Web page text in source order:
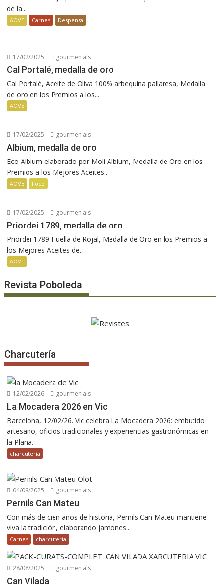
de la...
AOVE Carnes Despensa
17/02/2025 gourmenials
Cal Portalé, medalla de oro
Cal Portalé, Aceite de Oliva 100% arbequina pallaresa, Medalla
de oro en los Premios a los...
AOVE
17/02/2025 gourmenials
Albium, medalla de oro
Eco Albium elaborado por Molí Albium, Medalla de Oro en los
Premios a los Mejores Aceites...
AOVE Foco
17/02/2025 gourmenials
Priordei 1789, medalla de oro
Priordei 1789 Huella de Rojal, Medalla de Oro en los Premios a
los Mejores Aceites de...
AOVE
Revista Poboleda
Charcutería
12/02/2026 gourmenials
La Mocadera 2026 en Vic
Barcelona, 12/02/26. Vic celebra La Mocadera 2026: embutido
artesano, oficios tradicionales y experiencias gastronómicas en
la Plana.
charcutería
04/09/2025 gourmenials
Pernils Can Mateu
Con más de cien años de historia, Pernils Can Mateu mantiene
viva la tradición, elaborando jamones...
Carnes charcutería
28/08/2025 gourmenials
Can Vilada